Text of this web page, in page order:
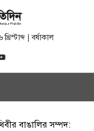
| বর্ষাকাল
বাঙালির সম্পদ: